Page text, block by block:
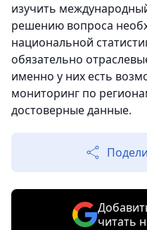
изучить
решению вопроса
национальной
обязательно
именно у них есть
мониторинг по
достоверные данные.
читать